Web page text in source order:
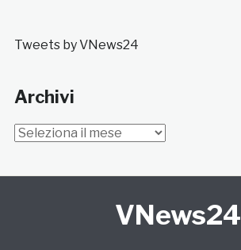
Tweets by VNews24
Archivi
Archivi
VNews24